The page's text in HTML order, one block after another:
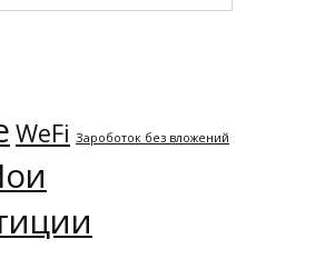
WeFi Зароботок без вложений